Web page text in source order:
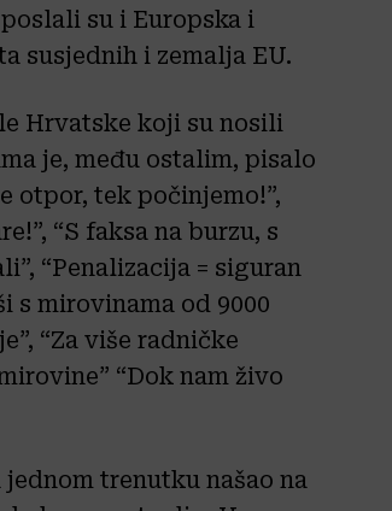
su i Europska i
susjednih i zemalja EU.
Hrvatske koji su nosili
je, među ostalim, pisalo
otpor, tek počinjemo!”,
“S faksa na burzu, s
“Penalizacija = siguran
s mirovinama od 9000
“Za više radničke
“Dok nam živo
trenutku našao na